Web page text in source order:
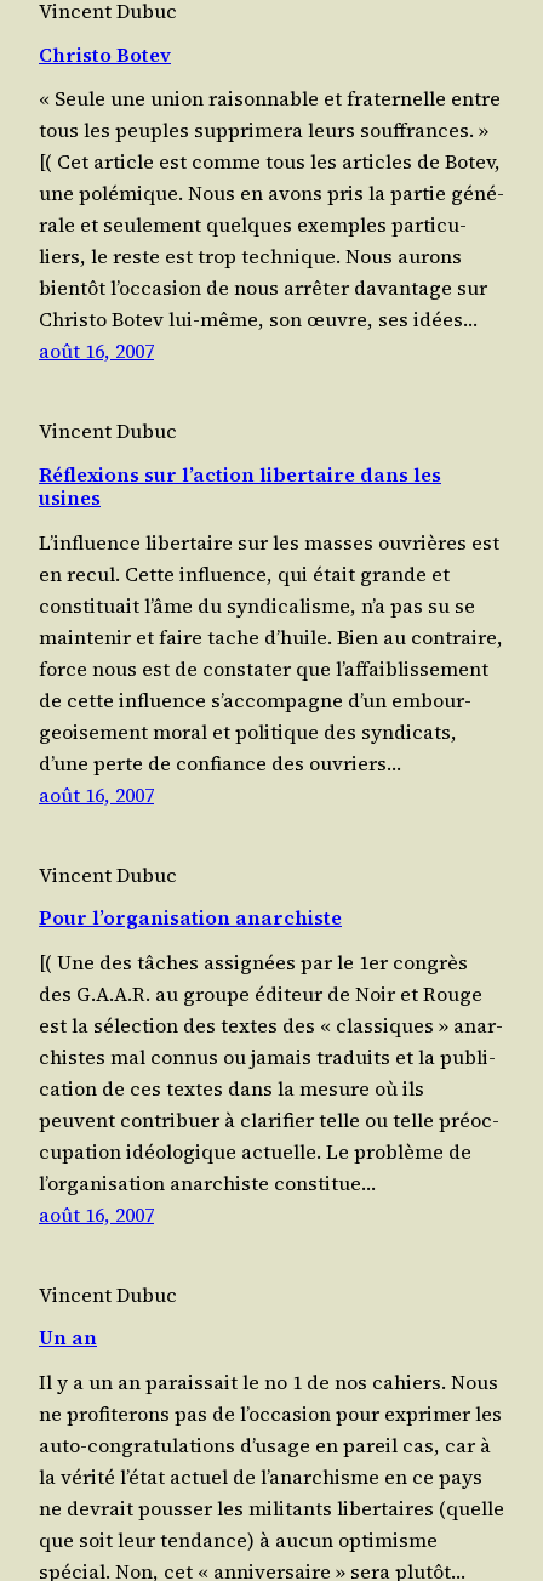
Vincent Dubuc
Christo Botev
« Seule une union rai­son­nable et fra­ter­nelle entre
tous les peuples sup­pri­me­ra leurs souffrances. »
[( Cet article est comme tous les articles de Botev,
une polé­mique. Nous en avons pris la par­tie géné­
rale et seule­ment quelques exemples par­ti­cu­
liers, le reste est trop technique. Nous aurons
bientôt l’oc­ca­sion de nous arrê­ter davan­tage sur
Chris­to Botev lui-même, son œuvre, ses idées…
août 16, 2007
Vincent Dubuc
Réflexions sur l’action libertaire dans les
usines
L’in­fluence libertaire sur les masses ouvrières est
en recul. Cette influence, qui était grande et
consti­tuait l’âme du syn­di­ca­lisme, n’a pas su se
main­te­nir et faire tache d’huile. Bien au contraire,
force nous est de consta­ter que l’af­fai­blis­se­ment
de cette influence s’ac­com­pagne d’un embour­
geoi­se­ment moral et poli­tique des syndicats,
d’une perte de confiance des ouvriers…
août 16, 2007
Vincent Dubuc
Pour l’organisation anarchiste
[( Une des tâches assi­gnées par le 1er congrès
des G.A.A.R. au groupe édi­teur de Noir et Rouge
est la sélection des textes des « clas­siques » anar­
chistes mal connus ou jamais tra­duits et la publi­
ca­tion de ces textes dans la mesure où ils
peuvent contri­buer à cla­ri­fier telle ou telle pré­oc­
cu­pa­tion idéo­lo­gique actuelle. Le pro­blème de
l’or­ga­ni­sa­tion anar­chiste consti­tue…
août 16, 2007
Vincent Dubuc
Un an
Il y a un an paraissait le no 1 de nos cahiers. Nous
ne pro­fi­te­rons pas de l’oc­ca­sion pour expri­mer les
auto-congra­tu­la­tions d’u­sage en pareil cas, car à
la véri­té l’é­tat actuel de l’a­nar­chisme en ce pays
ne devrait pous­ser les mili­tants libertaires (quelle
que soit leur ten­dance) à aucun opti­misme
spécial. Non, cet « anni­ver­saire » sera plutôt…